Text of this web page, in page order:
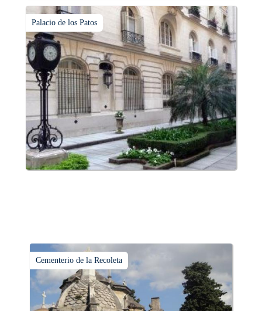
Palacio de los Patos
Cementerio de la Recoleta